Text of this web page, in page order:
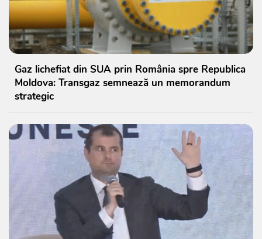
Gaz lichefiat din SUA prin România spre Republica
Moldova: Transgaz semnează un memorandum
strategic